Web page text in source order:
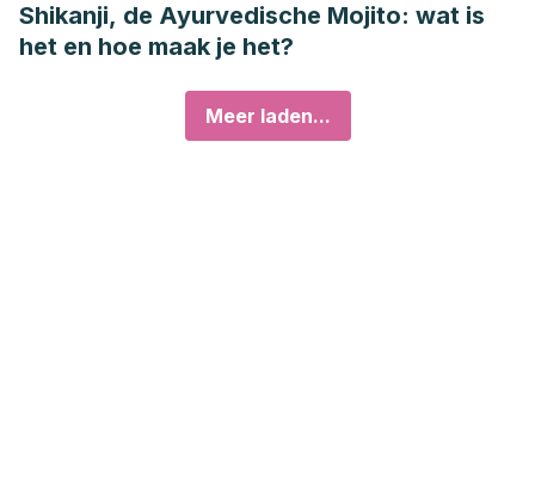
Shikanji, de Ayurvedische Mojito: wat is
het en hoe maak je het?
Meer laden...